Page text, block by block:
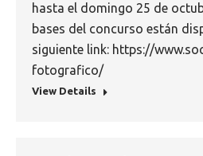
hasta el domingo 25 de
bases del concurso están
siguiente link: https://
fotografico/
View Details